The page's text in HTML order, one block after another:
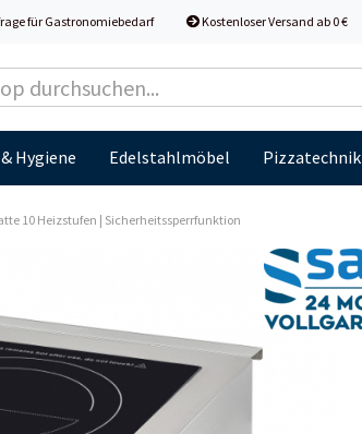
für Gastronomiebedarf Kostenloser Versand ab 0 €
Hygiene Edelstahlmöbel Pizzatechnik
10 Heizstufen | Sicherheitssperrfunktion